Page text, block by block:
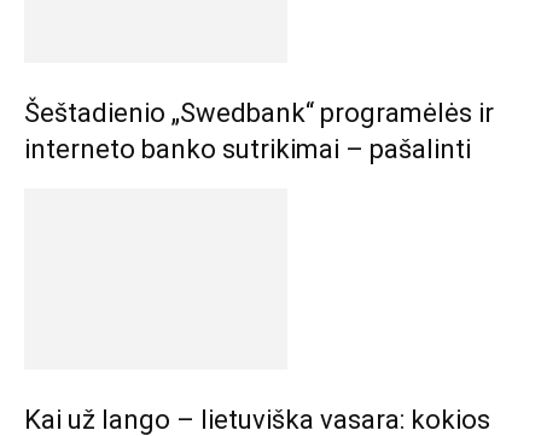
Šeštadienio „Swedbank“ programėlės ir
interneto banko sutrikimai – pašalinti
Kai už lango – lietuviška vasara: kokios